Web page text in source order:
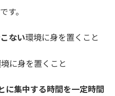
す。
ない環境に身を置くこと
に身を置くこと
に集中する時間を一定時間